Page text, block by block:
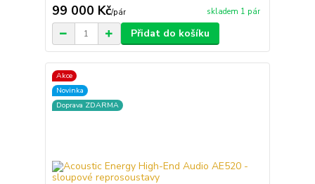
99 000 Kč/pár skladem 1 pár
Přidat do košíku
Akce
Novinka
Doprava ZDARMA